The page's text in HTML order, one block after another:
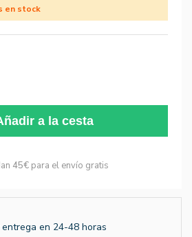
en stock
a la cesta
45€ para el envío gratis
en 24-48 horas